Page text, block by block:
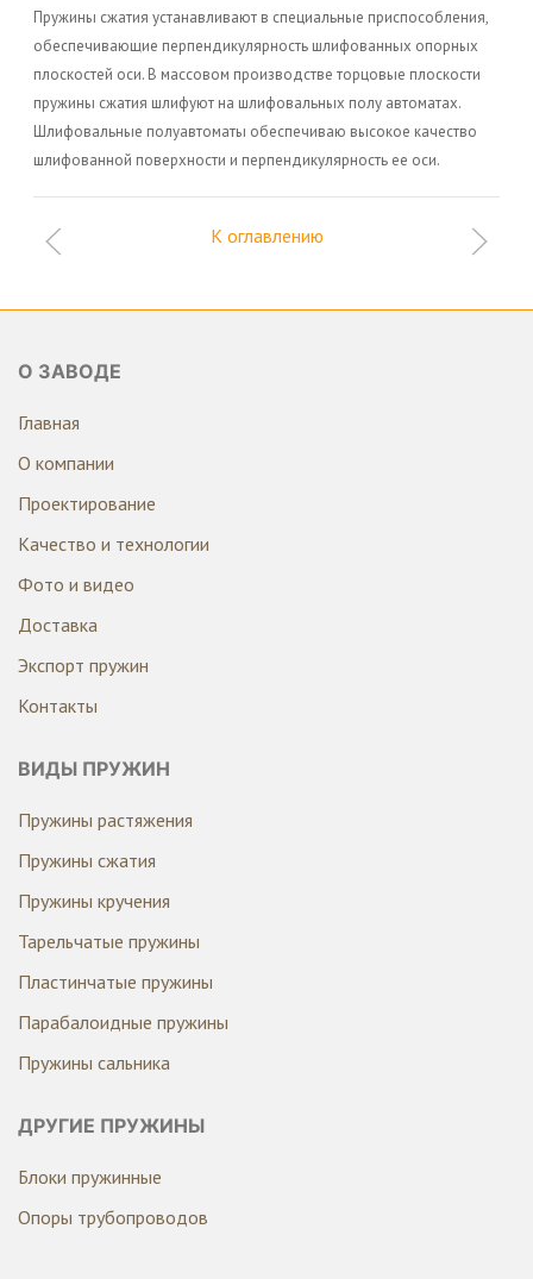
Пружины сжатия устанавливают в специальные приспособления,
обеспечивающие перпендикулярность шлифованных опорных
плоскостей оси. В массовом производстве торцовые плоскости
пружины сжатия шлифуют на шлифовальных полу автоматах.
Шлифовальные полуавтоматы обеспечиваю высокое качество
шлифованной поверхности и перпендикулярность ее оси.
К оглавлению
О ЗАВОДЕ
Главная
О компании
Проектирование
Качество и технологии
Фото и видео
Доставка
Экспорт пружин
Контакты
ВИДЫ ПРУЖИН
Пружины растяжения
Пружины сжатия
Пружины кручения
Тарельчатые пружины
Пластинчатые пружины
Парабалоидные пружины
Пружины сальника
ДРУГИЕ ПРУЖИНЫ
Блоки пружинные
Опоры трубопроводов